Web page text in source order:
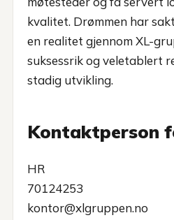
kvalitet. Drømmen har
en realitet gjennom XL-
suksessrik og veletablert
stadig utvikling.
Kontaktperson
HR
70124253
kontor@xlgruppen.no